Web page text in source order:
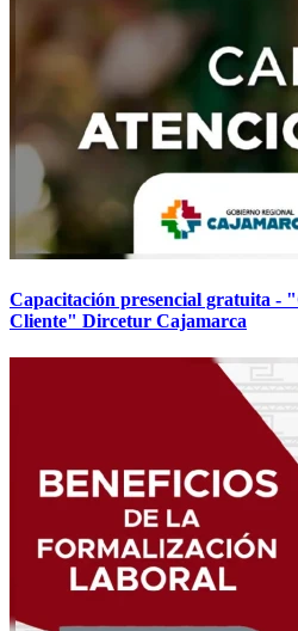
Capacitación presencial gratuita -
Cliente" Dircetur Cajamarca